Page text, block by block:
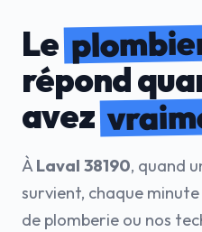
Le
répond
avez
ÀLaval 38190, quand
survient, chaque
de plomberie ou nos